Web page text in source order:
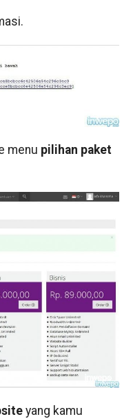
menu pilihan paket
yang kamu